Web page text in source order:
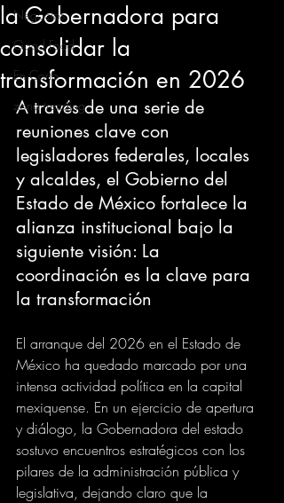
Negocios
Good Food
En Corto
zona trending
la Gobernadora para
consolidar la
transformación en 2026
A través de una serie de
reuniones clave con
legisladores federales, locales
y alcaldes, el Gobierno del
Estado de México fortalece la
alianza institucional bajo la
siguiente visión: La
coordinación es la clave para
la transformación
El arranque del 2026 en el Estado de
México ha quedado marcado por una
intensa actividad política en la capital
mexiquense. En un ejercicio de apertura
y diálogo, la Gobernadora del estado
sostuvo encuentros estratégicos con los
pilares de la administración pública y
legislativa, dejando claro que la